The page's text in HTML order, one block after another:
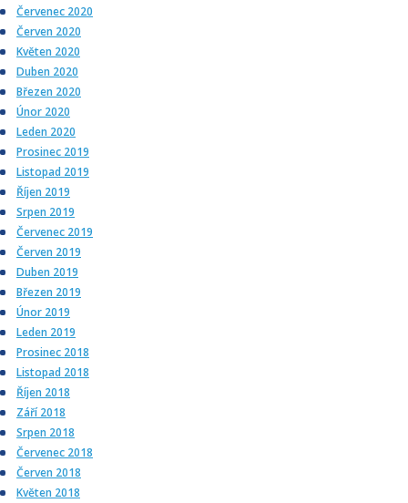
Červenec 2020
Červen 2020
Květen 2020
Duben 2020
Březen 2020
Únor 2020
Leden 2020
Prosinec 2019
Listopad 2019
Říjen 2019
Srpen 2019
Červenec 2019
Červen 2019
Duben 2019
Březen 2019
Únor 2019
Leden 2019
Prosinec 2018
Listopad 2018
Říjen 2018
Září 2018
Srpen 2018
Červenec 2018
Červen 2018
Květen 2018